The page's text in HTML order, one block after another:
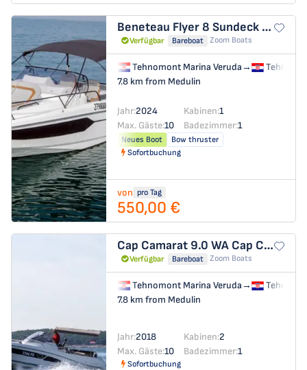
Beneteau Flyer 8 Sundeck
Verfügbar Bareboat Zoom Boats
Tehnomont Marina Veruda→
7.8 km from Medulin
Jahr:2024 Kabinen:1
Max. Gäste:10 Badezimmer:1
Neues Boot
Bow thruster
Sofortbuchung
von pro Tag
550,00 €
Cap Camarat 9.0 WA Cap Camarat 9,0 WA
Verfügbar Bareboat Zoom Boats
Tehnomont Marina Veruda→
7.8 km from Medulin
Jahr:2018 Kabinen:2
Max. Gäste:10 Badezimmer:1
Sofortbuchung